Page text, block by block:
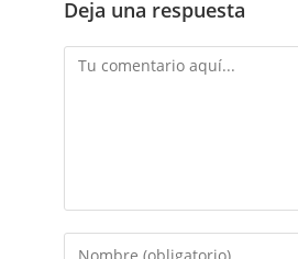
Deja una respuesta